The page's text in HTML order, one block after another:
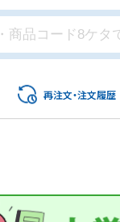
再注文・注文履歴